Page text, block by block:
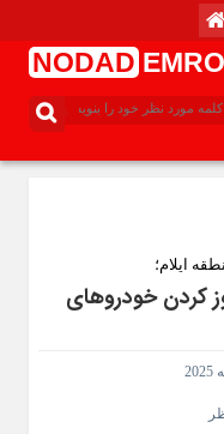
NODAD
ایلام؛
کردن خودروهای